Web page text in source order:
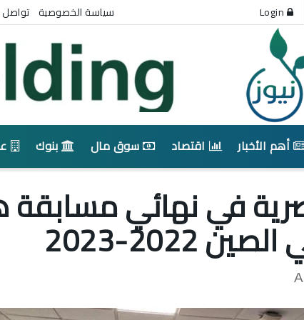
سياسة الخصوصية تواصل
أهم الأخبار اقتصاد سوق مال بنوك
في نهائي
2022-2023
A